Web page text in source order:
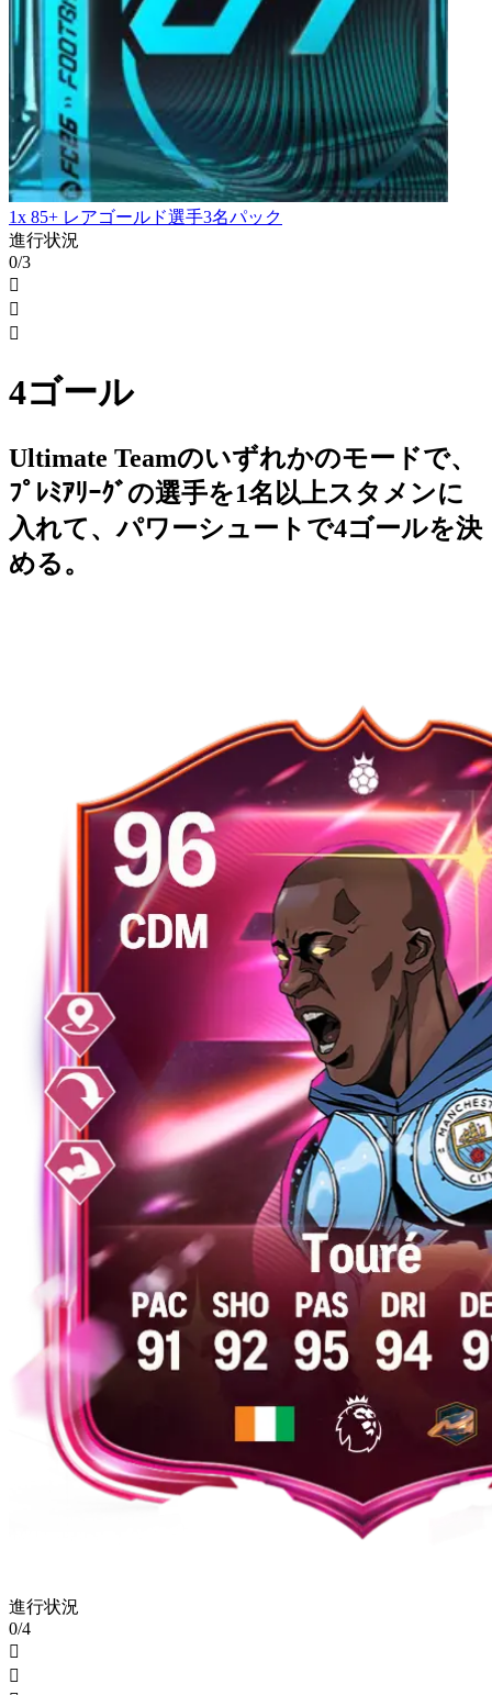
1x 85+ レアゴールド選手3名パック
進行状況
0/3



4ゴール
Ultimate Teamのいずれかのモードで、
ﾌﾟﾚﾐｱﾘｰｸﾞの選手を1名以上スタメンに
入れて、パワーシュートで4ゴールを決
める。
進行状況
0/4

